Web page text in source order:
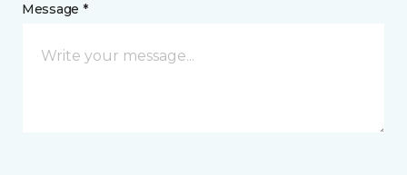
Message *